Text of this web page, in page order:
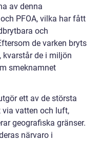
av denna
PFOA, vilka har fått
och
de varken bryts
kvarstår de i miljön
smeknamnet
ett av de största
via vatten och luft,
geografiska gränser.
närvaro i